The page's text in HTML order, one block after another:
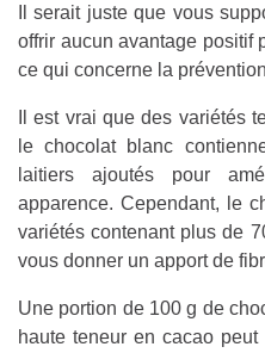
Il serait juste que vous
offrir aucun avantage positif
ce qui concerne la
Il est vrai que des variétés
le chocolat blanc
laitiers ajoutés pour
apparence. Cependant, le
variétés contenant plus de
vous donner un apport de
Une portion de 100 g de
haute teneur en cacao